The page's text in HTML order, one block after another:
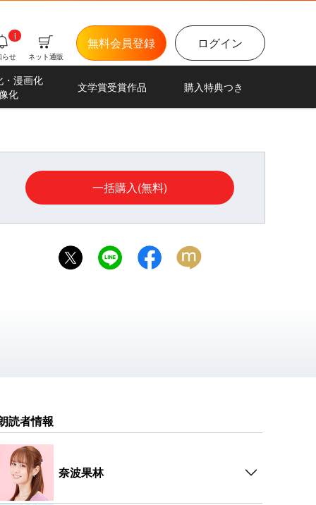
ログイン
無料会員登録
ネット通販
らせ
i
・漫画化
化
文学賞受賞作品 購入特典つき
一括購入(無料)
読者情報
奈波果林